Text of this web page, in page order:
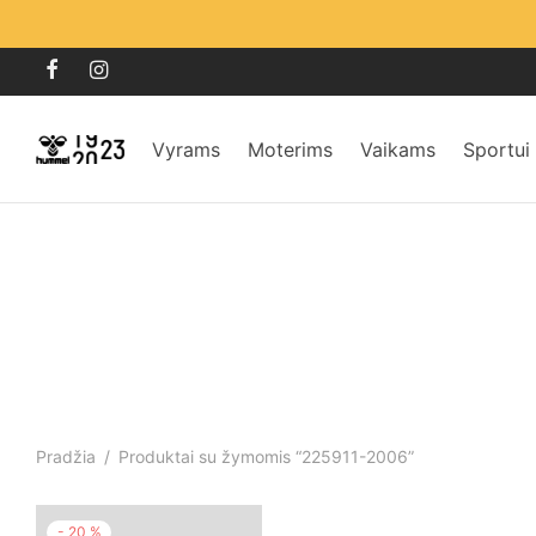
Vyrams Moterims Vaikams Sportui
Pradžia / Produktai su žymomis “225911-2006”
- 20 %